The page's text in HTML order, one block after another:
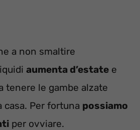
a non smaltire
aumenta d’estate e
tenere le gambe alzate
casa. Per fortuna possiamo
per ovviare.